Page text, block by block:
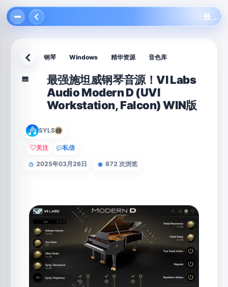
返回 钢琴 Windows 精华资源 音色库
🎹
最强施坦威钢琴音源！VI Labs
Audio Modern D (UVI
Workstation, Falcon) WIN版
SYLS
关注 私信
◷ 2025年03月26日 ◉ 872 次浏览
最强施坦威钢琴音源！VI Labs Audio Modern D (UVI Workstation, Falcon) WIN版